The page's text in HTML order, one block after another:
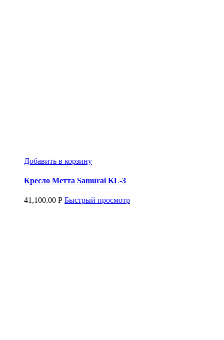
Добавить в корзину
Кресло Метта Samurai KL-3
41,100.00 Р Быстрый просмотр